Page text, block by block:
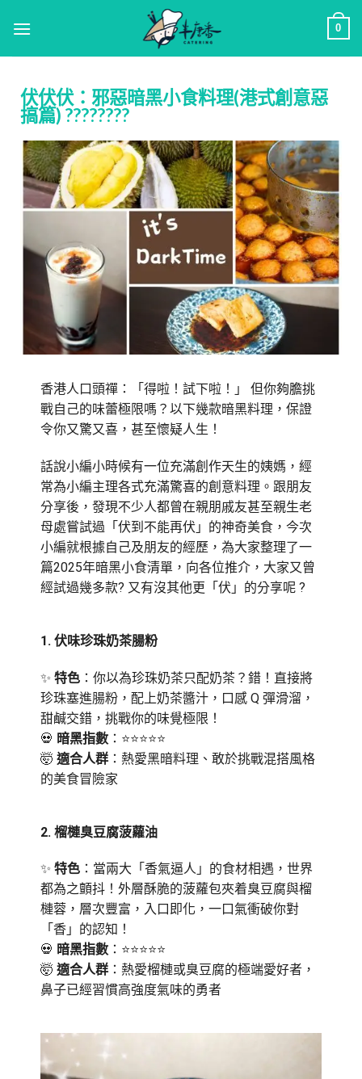
0
伏伏伏：邪惡暗黑小食料理(港式創意惡
搞篇) ????️????
香港人口頭禪：「得啦！試下啦！」 但你夠膽挑
戰自己的味蕾極限嗎？以下幾款暗黑料理，保證
令你又驚又喜，甚至懷疑人生！
話說小編小時候有一位充滿創作天生的姨媽，經
常為小編主理各式充滿驚喜的創意料理。跟朋友
分享後，發現不少人都曾在親朋戚友甚至親生老
母處嘗試過「伏到不能再伏」的神奇美食，今次
小編就根據自己及朋友的經歷，為大家整理了一
篇2025年暗黑小食清單，向各位推介，大家又曾
經試過幾多款? 又有沒其他更「伏」的分享呢 ?
1️. 伏味珍珠奶茶腸粉
✨ 特色 ：你以為珍珠奶茶只配奶茶？錯！直接將
珍珠塞進腸粉，配上奶茶醬汁，口感 Q 彈滑溜，
甜鹹交錯，挑戰你的味覺極限！
💀 暗黑指數 ：⭐⭐⭐⭐⭐
🤯 適合人群 ：熱愛黑暗料理、敢於挑戰混搭風格
的美食冒險家
2️. 榴槤臭豆腐菠蘿油
✨ 特色 ：當兩大「香氣逼人」的食材相遇，世界
都為之顫抖！外層酥脆的菠蘿包夾着臭豆腐與榴
槤蓉，層次豐富，入口即化，一口氣衝破你對
「香」的認知！
💀 暗黑指數 ：⭐⭐⭐⭐⭐
🤯 適合人群 ：熱愛榴槤或臭豆腐的極端愛好者，
鼻子已經習慣高強度氣味的勇者